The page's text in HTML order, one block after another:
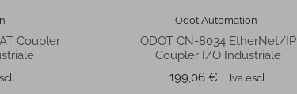
Coupler
Odot Automation
ODOT CN-8034 EtherNet/IP
Coupler I/O Industriale
Prezzo
199,06 € Iva escl.